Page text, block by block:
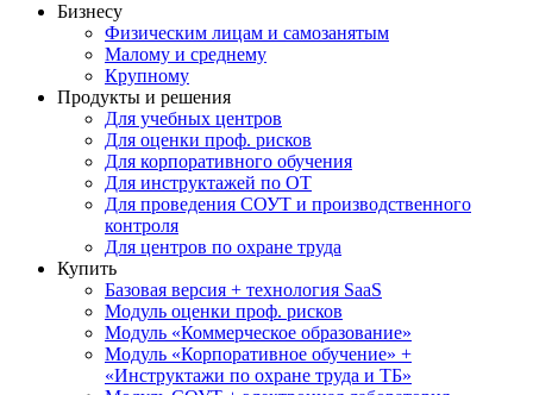
Бизнесу
Физическим лицам и самозанятым
Малому и среднему
Крупному
Продукты и решения
Для учебных центров
Для оценки проф. рисков
Для корпоративного обучения
Для инструктажей по ОТ
Для проведения СОУТ и производственного
контроля
Для центров по охране труда
Купить
Базовая версия + технология SaaS
Модуль оценки проф. рисков
Модуль «Коммерческое образование»
Модуль «Корпоративное обучение» +
«Инструктажи по охране труда и ТБ»